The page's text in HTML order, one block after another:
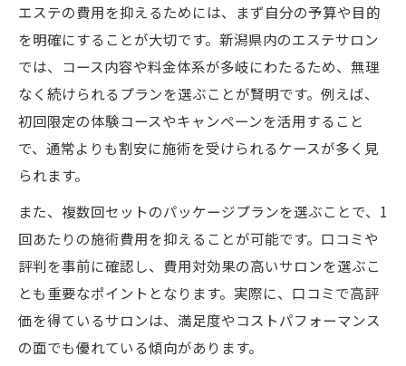
エステ費用と施術回数のバランスを考える
エステ費用を抑えつつ頻度を維持する方法
お得なエステ体験を新潟県で叶える方法
エステ体験で費用を抑えるコツと活用法
キャンペーン利用でお得にエステ体験を
理想の美しさを守るためのエステ費用活用術
エステ費用を賢く使って美しさを維持する
目的別エステ費用配分の考え方とコツ
エステの施術ごとの費用を比較し選ぶ方法
エステの費用を抑えるためには、まず自分の予算や目的
を明確にすることが大切です。新潟県内のエステサロン
では、コース内容や料金体系が多岐にわたるため、無理
なく続けられるプランを選ぶことが賢明です。例えば、
初回限定の体験コースやキャンペーンを活用すること
で、通常よりも割安に施術を受けられるケースが多く見
られます。
また、複数回セットのパッケージプランを選ぶことで、1
回あたりの施術費用を抑えることが可能です。口コミや
評判を事前に確認し、費用対効果の高いサロンを選ぶこ
とも重要なポイントとなります。実際に、口コミで高評
価を得ているサロンは、満足度やコストパフォーマンス
の面でも優れている傾向があります。